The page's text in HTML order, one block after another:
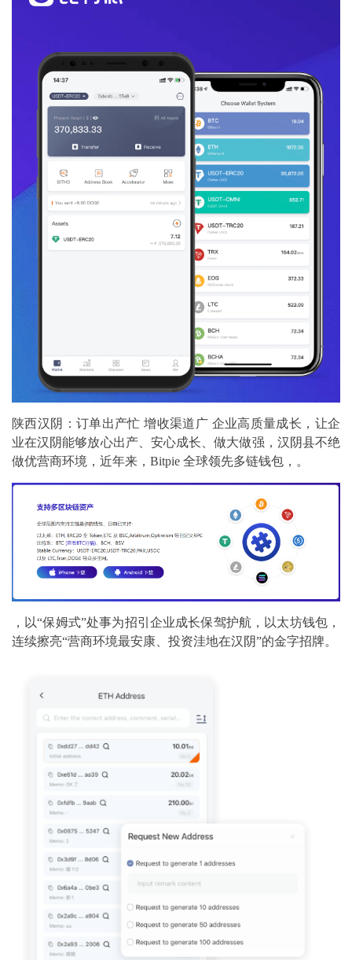
陕西汉阴：订单出产忙 增收渠道广 企业高质量成长，让企
业在汉阴能够放心出产、安心成长、做大做强，汉阴县不绝
做优营商环境，近年来，Bitpie 全球领先多链钱包，。
，以“保姆式”处事为招引企业成长保驾护航，以太坊钱包，
连续擦亮“营商环境最安康、投资洼地在汉阴”的金字招牌。